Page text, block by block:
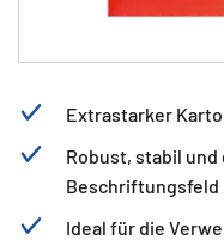
Extrastarker
Robust, stabil
Beschriftungsfeld
Ideal für die